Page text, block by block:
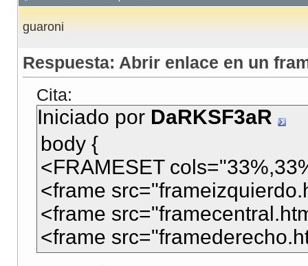
guaroni
Respuesta: Abrir enlace en un
Cita:
Iniciado por DaRKSF3aR
body {
<FRAMESET
<frame
<frame
<frame